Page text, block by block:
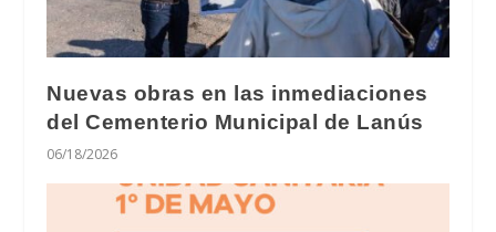
Nuevas obras en las inmediaciones
del Cementerio Municipal de Lanús
06/18/2026